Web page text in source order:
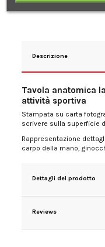
Descrizione
Tavola anatomica
attività sportiva
Stampata su carta
scrivere sulla superficie
Rappresentazione
carpo della mano,
Dettagli del prodotto
Reviews